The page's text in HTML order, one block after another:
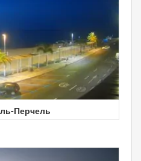
Перчель